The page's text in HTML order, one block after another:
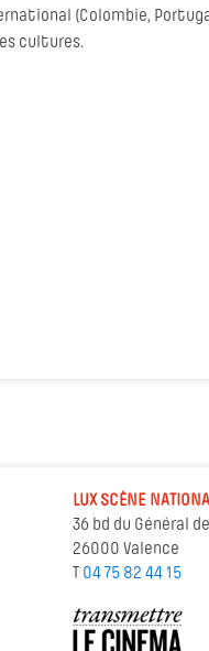
(Colombie,
cultures.
LUX SCÈNE
36 bd du Général
26000 Valence
T 04 75 82 44 15